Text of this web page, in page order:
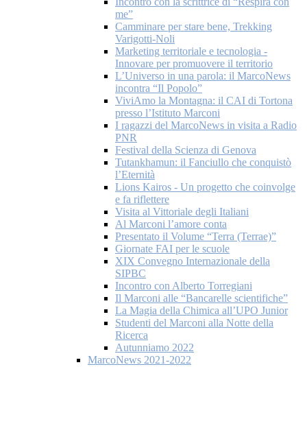
me”
Camminare per stare bene, Trekking
Varigotti-Noli
Marketing territoriale e tecnologia -
Innovare per promuovere il territorio
L’Universo in una parola: il MarcoNews
incontra “Il Popolo”
ViviAmo la Montagna: il CAI di Tortona
presso l’Istituto Marconi
I ragazzi del MarcoNews in visita a Radio
PNR
Festival della Scienza di Genova
Tutankhamun: il Fanciullo che conquistò
l’Eternità
Lions Kairos - Un progetto che coinvolge
e fa riflettere
Visita al Vittoriale degli Italiani
Al Marconi l’amore conta
Presentato il Volume “Terra (Terrae)”
Giornate FAI per le scuole
XIX Convegno Internazionale della
SIPBC
Incontro con Alberto Torregiani
Il Marconi alle “Bancarelle scientifiche”
La Magia della Chimica all’UPO Junior
Studenti del Marconi alla Notte della
Ricerca
Autunniamo 2022
MarcoNews 2021-2022